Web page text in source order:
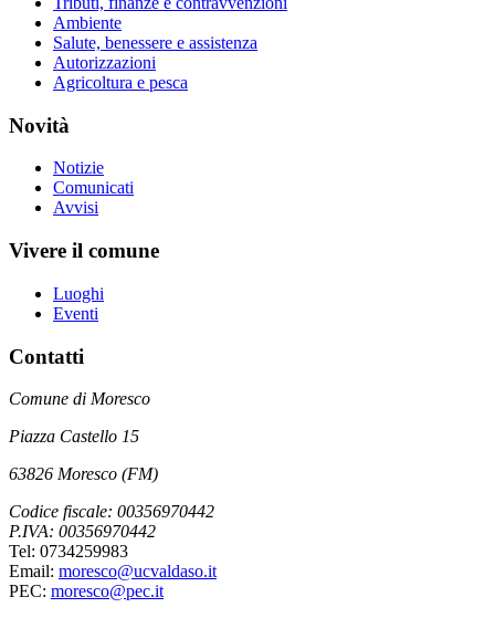
Ambiente
Salute, benessere e assistenza
Autorizzazioni
Agricoltura e pesca
Novità
Notizie
Comunicati
Avvisi
Vivere il comune
Luoghi
Eventi
Contatti
Comune di Moresco
Piazza Castello 15
63826 Moresco (FM)
Codice fiscale: 00356970442
P.IVA: 00356970442
Tel: 0734259983
Email: moresco@ucvaldaso.it
PEC: moresco@pec.it